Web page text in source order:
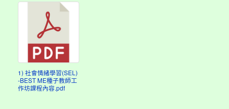
1) 社會情緒學習(SEL)
-BEST ME種子教師工
作坊課程內容.pdf